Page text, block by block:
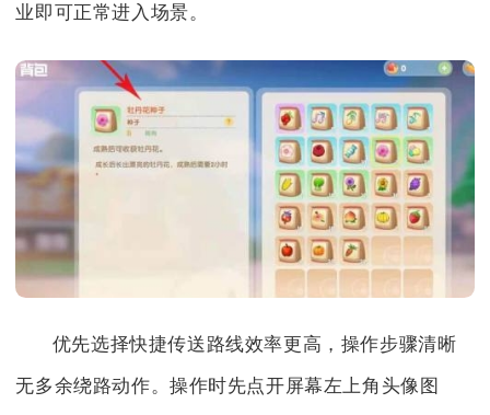
业即可正常进入场景。
优先选择快捷传送路线效率更高，操作步骤清晰
无多余绕路动作。操作时先点开屏幕左上角头像图